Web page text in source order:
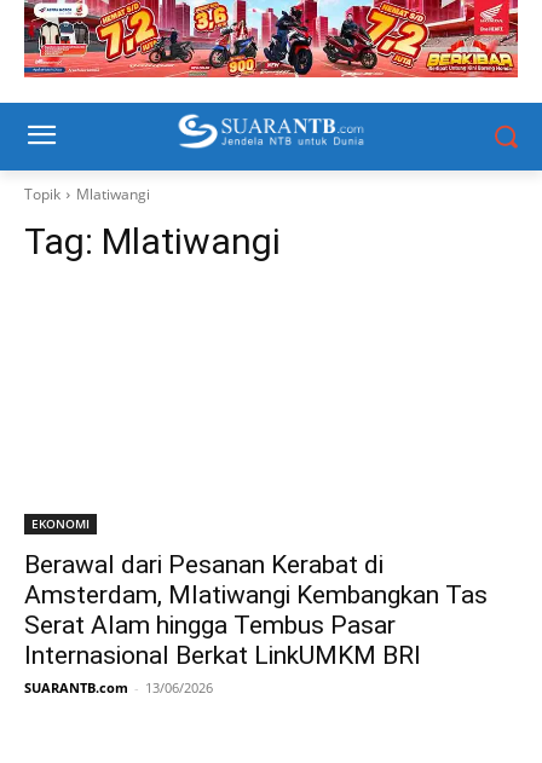
Topik Mlatiwangi
Tag: Mlatiwangi
EKONOMI
Berawal dari Pesanan Kerabat di
Amsterdam, Mlatiwangi Kembangkan Tas
Serat Alam hingga Tembus Pasar
Internasional Berkat LinkUMKM BRI
SUARANTB.com - 13/06/2026